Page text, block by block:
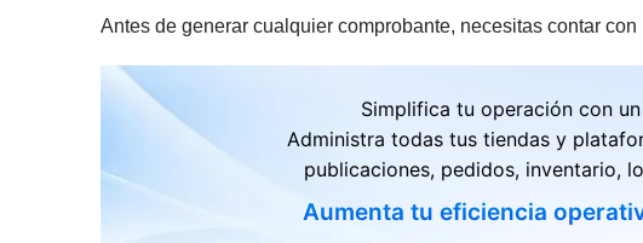
Antes de generar cualquier comprobante, necesitas contar
Simplifica tu operación con
Administra todas tus tiendas y
publicaciones, pedidos, inventario,
Aumenta tu eficiencia